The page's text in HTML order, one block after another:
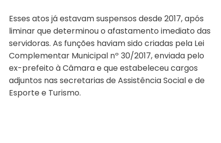
Esses atos já estavam suspensos desde 2017, após
liminar que determinou o afastamento imediato das
servidoras. As funções haviam sido criadas pela Lei
Complementar Municipal nº 30/2017, enviada pelo
ex-prefeito à Câmara e que estabeleceu cargos
adjuntos nas secretarias de Assistência Social e de
Esporte e Turismo.